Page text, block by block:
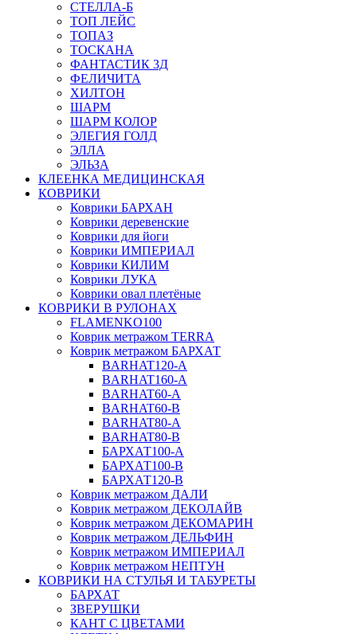
СТЕЛЛА-Б
ТОП ЛЕЙС
ТОПАЗ
ТОСКАНА
ФАНТАСТИК 3Д
ФЕЛИЧИТА
ХИЛТОН
ШАРМ
ШАРМ КОЛОР
ЭЛЕГИЯ ГОЛД
ЭЛЛА
ЭЛЬЗА
КЛЕЕНКА МЕДИЦИНСКАЯ
КОВРИКИ
Коврики БАРХАН
Коврики деревенские
Коврики для йоги
Коврики ИМПЕРИАЛ
Коврики КИЛИМ
Коврики ЛУКА
Коврики овал плетёные
КОВРИКИ В РУЛОНАХ
FLAMENKO100
Коврик метражом TERRA
Коврик метражом БАРХАТ
BARHAT120-A
BARHAT160-A
BARHAT60-A
BARHAT60-B
BARHAT80-A
BARHAT80-B
БАРХАТ100-A
БАРХАТ100-B
БАРХАТ120-B
Коврик метражом ДАЛИ
Коврик метражом ДЕКОЛАЙВ
Коврик метражом ДЕКОМАРИН
Коврик метражом ДЕЛЬФИН
Коврик метражом ИМПЕРИАЛ
Коврик метражом НЕПТУН
КОВРИКИ НА СТУЛЬЯ И ТАБУРЕТЫ
БАРХАТ
ЗВЕРУШКИ
КАНТ С ЦВЕТАМИ